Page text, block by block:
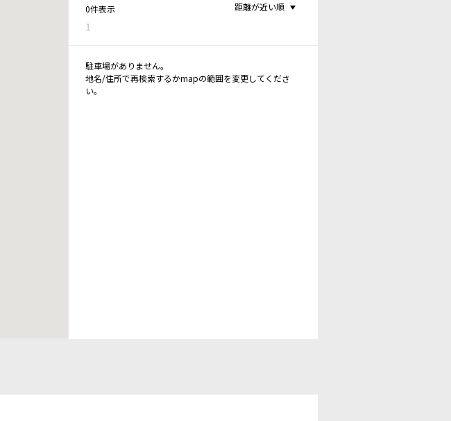
0件表示
1
距離が近い順
駐車場がありません。
地名/住所で再検索するかmapの範囲を変更してくださ
い。